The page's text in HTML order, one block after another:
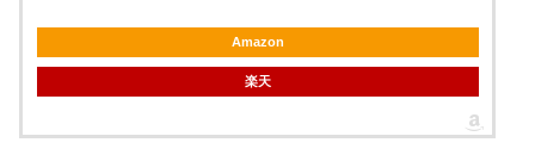
Amazon
楽天